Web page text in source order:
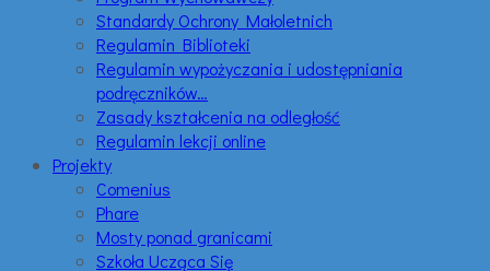
Standardy Ochrony Małoletnich
Regulamin Biblioteki
Regulamin wypożyczania i udostępniania
podręczników…
Zasady kształcenia na odległość
Regulamin lekcji online
Projekty
Comenius
Phare
Mosty ponad granicami
Szkoła Ucząca Się